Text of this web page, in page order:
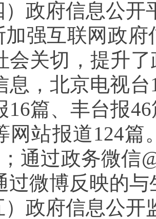
）政府信息公
加强互联网政
会关切，提升
息，北京电视台
16篇、丰台报46
网站报道124篇
通过政务微信
过微博反映的
）政府信息公